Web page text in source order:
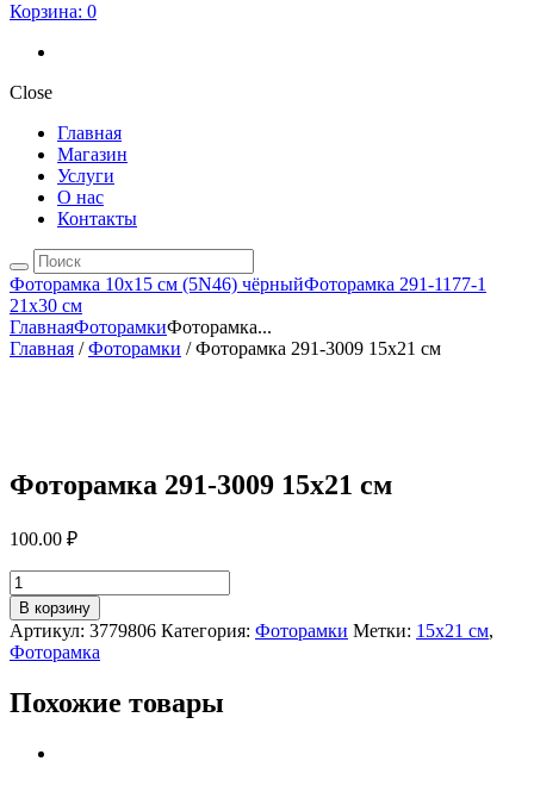
Корзина: 0
Close
Главная
Магазин
Услуги
О нас
Контакты
Фоторамка 10х15 см (5N46) чёрныйФоторамка 291-1177-1
21х30 см
ГлавнаяФоторамкиФоторамка...
Главная /Фоторамки / Фоторамка 291-3009 15х21 см
Фоторамка 291-3009 15х21 см
100.00 ₽
Количество
товара
Фоторамка
291-
3009
см
В корзину
Артикул: 3779806 Категория: Фоторамки Метки: 15х21 см,
Фоторамка
Похожие товары